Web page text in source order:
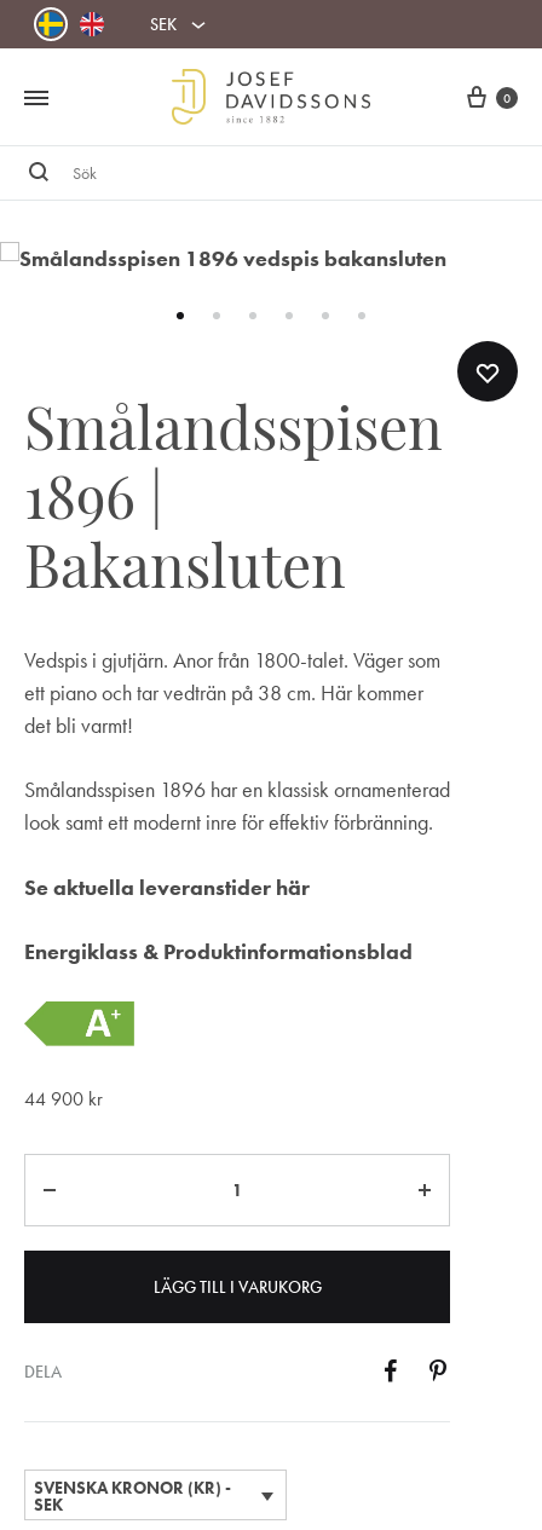
SEK
Cart
0
Sök
Smålandsspisen
1896 |
Bakansluten
Vedspis i gjutjärn. Anor från 1800-talet. Väger som
ett piano och tar vedträn på 38 cm. Här kommer
det bli varmt!
Smålandsspisen 1896 har en klassisk ornamenterad
look samt ett modernt inre för effektiv förbränning.
Se aktuella leveranstider här
Energiklass & Produktinformationsblad
44 900 kr
LÄGG TILL I VARUKORG
DELA
SVENSKA KRONOR (KR) -
SEK